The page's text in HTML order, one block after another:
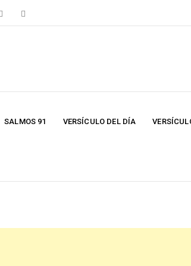
SALMOS 91 VERSÍCULO DEL DÍA